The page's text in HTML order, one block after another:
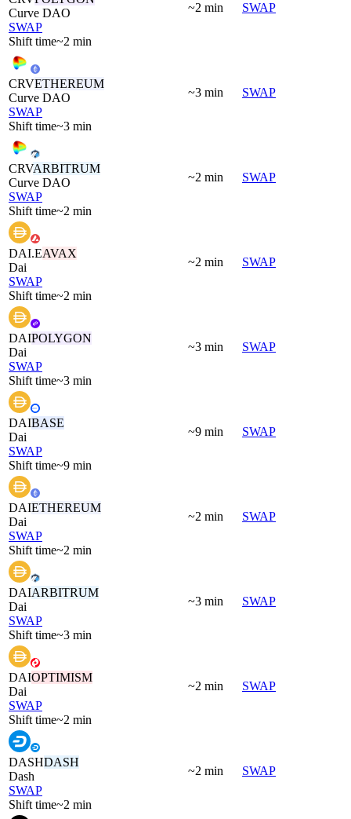
Curve DAO
SWAP
Shift time~2 min
~2 min SWAP
CRVETHEREUM
Curve DAO
SWAP
Shift time~3 min
~3 min SWAP
CRVARBITRUM
Curve DAO
SWAP
Shift time~2 min
~2 min SWAP
DAI.EAVAX
Dai
SWAP
Shift time~2 min
~2 min SWAP
DAIPOLYGON
Dai
SWAP
Shift time~3 min
~3 min SWAP
DAIBASE
Dai
SWAP
Shift time~9 min
~9 min SWAP
DAIETHEREUM
Dai
SWAP
Shift time~2 min
~2 min SWAP
DAIARBITRUM
Dai
SWAP
Shift time~3 min
~3 min SWAP
DAIOPTIMISM
Dai
SWAP
Shift time~2 min
~2 min SWAP
DASHDASH
Dash
SWAP
Shift time~2 min
~2 min SWAP